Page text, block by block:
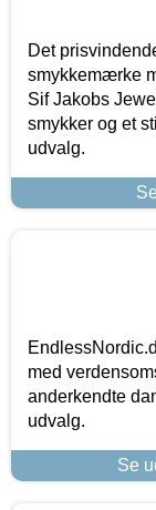
Det
smykkemærke
Sif Jakobs
smykker og et
udvalg.
med
anderkendte
udvalg.
Se